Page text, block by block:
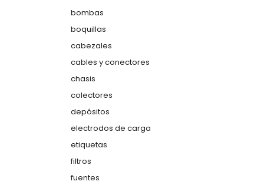
bombas
boquillas
cabezales
cables y conectores
chasis
colectores
depósitos
electrodos de carga
etiquetas
filtros
fuentes